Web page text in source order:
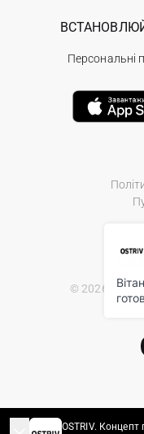
© 2026
Персональні
OSTRIV. Концепт